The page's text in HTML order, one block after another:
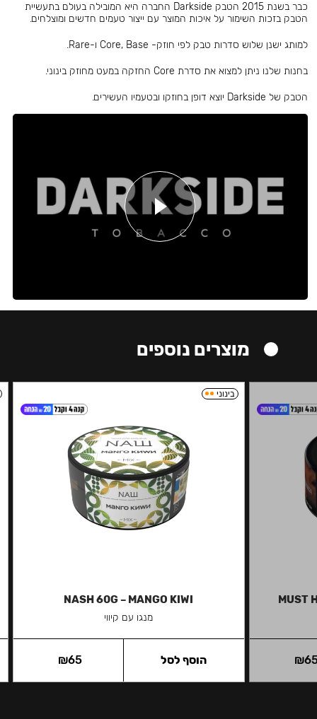
כבר בשנת 2015 הטבק Darkside החברה היא המובילה בעולם בתעשיית
הטבק בזכות השימור על איכות המוצר עם ייצור טעמים חדשים ומוצלחים.
למותג ישנן שלוש סדרות טבק לפי חוזק- Core, Base ו-Rare.
בחנות שלנו ניתן למצוא את סדרת Core החזקה במעט מחוזק בינוני.
הטבק של Darkside יוצא דופן בחוזקו ובטעמיו העשירים.
מוצרים נוספים
MUST
₪
בינוני
NASH 60G – MANGO KIWI
מנגו עם קיווי
₪65 הוסף לסל